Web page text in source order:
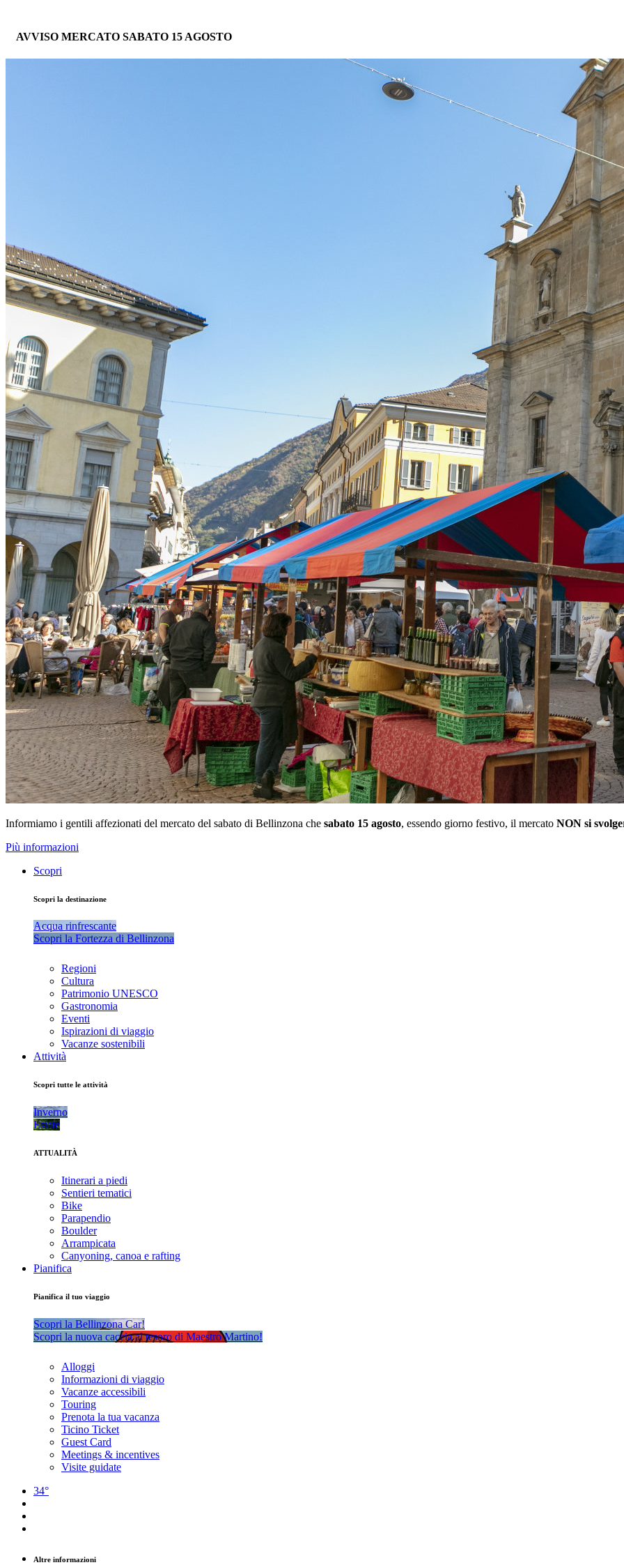
AVVISO MERCATO SABATO 15 AGOSTO
Informiamo i gentili affezionati del mercato del sabato di Bellinzona che sabato 15 agosto, essendo giorno festivo, il mercato NON si
Più informazioni
Scopri
Scopri la destinazione
Acqua rinfrescante
Scopri la Fortezza di Bellinzona
Regioni
Cultura
Patrimonio UNESCO
Gastronomia
Eventi
Ispirazioni di viaggio
Vacanze sostenibili
Attività
Scopri tutte le attività
Inverno
Estate
ATTUALITÀ
Itinerari a piedi
Sentieri tematici
Bike
Parapendio
Boulder
Arrampicata
Canyoning, canoa e rafting
Pianifica
Pianifica il tuo viaggio
Scopri la Bellinzona Car!
Scopri la nuova caccia al tesoro di Maestro Martino!
Alloggi
Informazioni di viaggio
Vacanze accessibili
Touring
Prenota la tua vacanza
Ticino Ticket
Guest Card
Meetings & incentives
Visite guidate
34°
Altre informazioni